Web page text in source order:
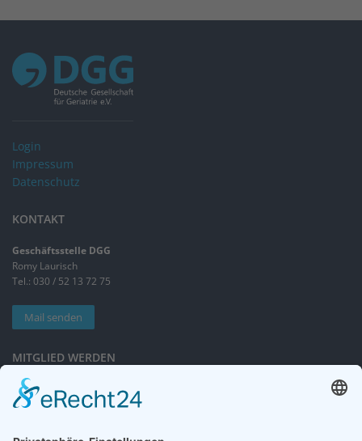
Login
Impressum
Datenschutz
KONTAKT
Geschäftsstelle DGG
Romy Laurisch
Tel.: 030 / 52 13 72 75
Mail senden
MITGLIED WERDEN
Sieben gute Gründe
für Ihre Mitgliedschaft